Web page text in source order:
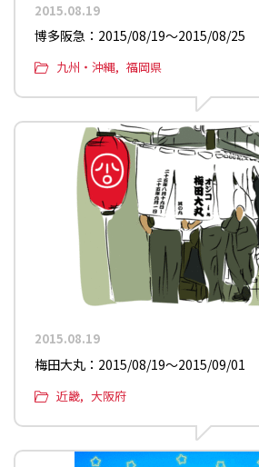
2015.08.19
博多阪急：2015/08/19〜2015/08/25
九州・沖縄 福岡県
2015.08.19
梅田大丸：2015/08/19〜2015/09/01
近畿 大阪府